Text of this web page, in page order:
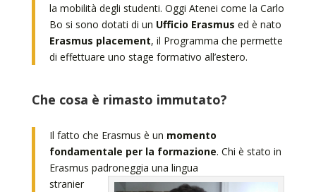
la mobilità degli studenti. Oggi Atenei come la Carlo
Bo si sono dotati di un Ufficio Erasmus ed è nato
Erasmus placement, il Programma che permette
di effettuare uno stage formativo all’estero.
Che cosa è rimasto immutato?
Il fatto che Erasmus è un momento
fondamentale per la formazione. Chi è stato in
Erasmus padroneggia una lingua
stranier